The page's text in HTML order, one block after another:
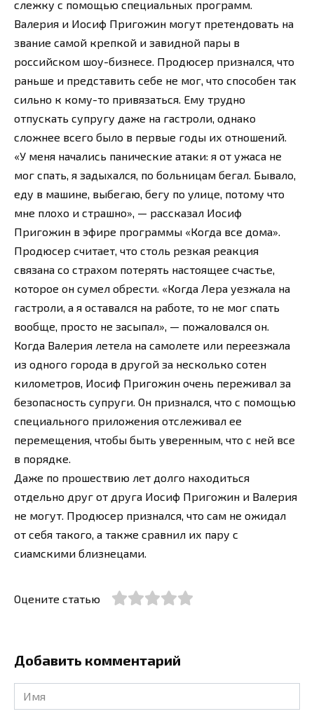
слежку с помощью специальных программ.
Валерия и Иосиф Пригожин могут претендовать на
звание самой крепкой и завидной пары в
российском шоу-бизнесе. Продюсер признался, что
раньше и представить себе не мог, что способен так
сильно к кому-то привязаться. Ему трудно
отпускать супругу даже на гастроли, однако
сложнее всего было в первые годы их отношений.
«У меня начались панические атаки: я от ужаса не
мог спать, я задыхался, по больницам бегал. Бывало,
еду в машине, выбегаю, бегу по улице, потому что
мне плохо и страшно», — рассказал Иосиф
Пригожин в эфире программы «Когда все дома».
Продюсер считает, что столь резкая реакция
связана со страхом потерять настоящее счастье,
которое он сумел обрести. «Когда Лера уезжала на
гастроли, а я оставался на работе, то не мог спать
вообще, просто не засыпал», — пожаловался он.
Когда Валерия летела на самолете или переезжала
из одного города в другой за несколько сотен
километров, Иосиф Пригожин очень переживал за
безопасность супруги. Он признался, что с помощью
специального приложения отслеживал ее
перемещения, чтобы быть уверенным, что с ней все
в порядке.
Даже по прошествию лет долго находиться
отдельно друг от друга Иосиф Пригожин и Валерия
не могут. Продюсер признался, что сам не ожидал
от себя такого, а также сравнил их пару с
сиамскими близнецами.
Оцените статью
Добавить комментарий
Имя
*